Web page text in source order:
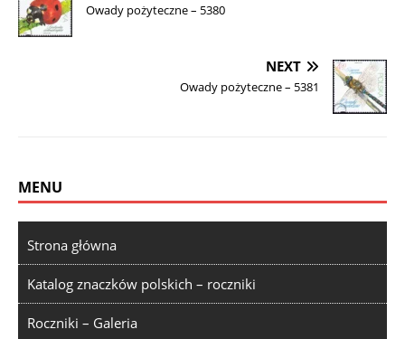
Owady pożyteczne – 5380
NEXT
Owady pożyteczne – 5381
MENU
Strona główna
Katalog znaczków polskich – roczniki
Roczniki – Galeria